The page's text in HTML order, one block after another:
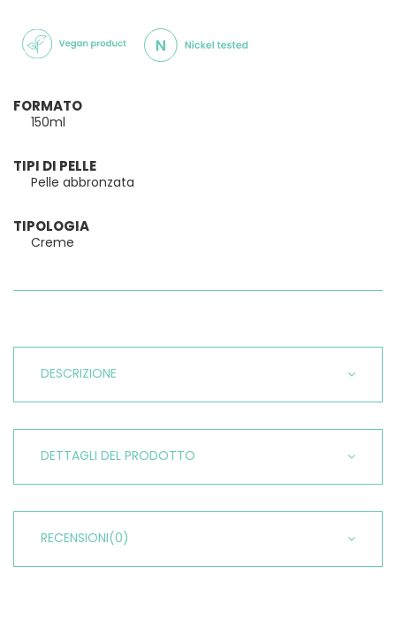
FORMATO
150ml
TIPI DI PELLE
Pelle abbronzata
TIPOLOGIA
Creme
DESCRIZIONE
DETTAGLI DEL PRODOTTO
RECENSIONI(0)